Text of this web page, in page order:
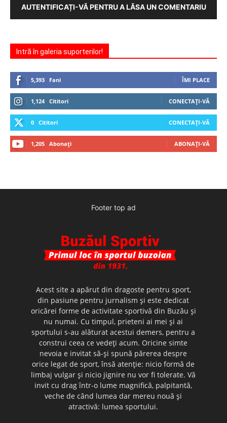
AUTENTIFICAȚI-VĂ PENTRU A LĂSA UN COMENTARIU
Intră în galeria suporterilor!
5,393 Fani ÎMI PLACE
1,124 Cititori CONECTAȚI-VĂ
0 Cititori CONECTAȚI-VĂ
1,205 Abonați ABONAȚI-VĂ
Footer top ad
Acest site a apărut din dragoste pentru sport,
din pasiune pentru jurnalism şi este dedicat
oricărei forme de activitate sportivă din Buzău şi
nu numai. Cu timpul, prieteni ai mei şi ai
sportului s-au alăturat acestui demers, pentru a
construi ceea ce vedeţi acum. Oricine simte
nevoia e invitat să-şi spună părerea despre
orice legat de sport, însă atenţie: nicio formă de
limbaj vulgar şi nicio jignire nu vor fi tolerate. Vă
invit cu drag într-o lume magnifică, palpitantă,
veche de când lumea dar mereu nouă şi
atractivă: lumea sportului.